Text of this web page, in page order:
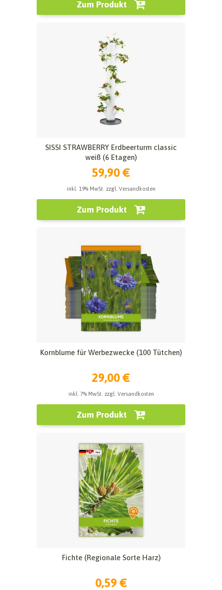
Zum Produkt
SISSI STRAWBERRY Erdbeerturm classic
weiß (6 Etagen)
59,90 €
inkl. 19% MwSt. zzgl. Versandkosten
Zum Produkt
Kornblume für Werbezwecke (100 Tütchen)
29,00 €
inkl. 7% MwSt. zzgl. Versandkosten
Zum Produkt
Fichte (Regionale Sorte Harz)
0,59 €